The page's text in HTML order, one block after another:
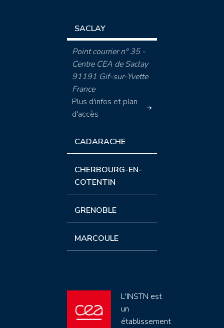
SACLAY
Point courrier n° 35 -
Centre CEA de Saclay
91191 Gif-sur-Yvette
France
Plus d'infos et plan
d'accès
CADARACHE
CHERBOURG-EN-
COTENTIN
GRENOBLE
MARCOULE
L'INSTN est
un
établissement